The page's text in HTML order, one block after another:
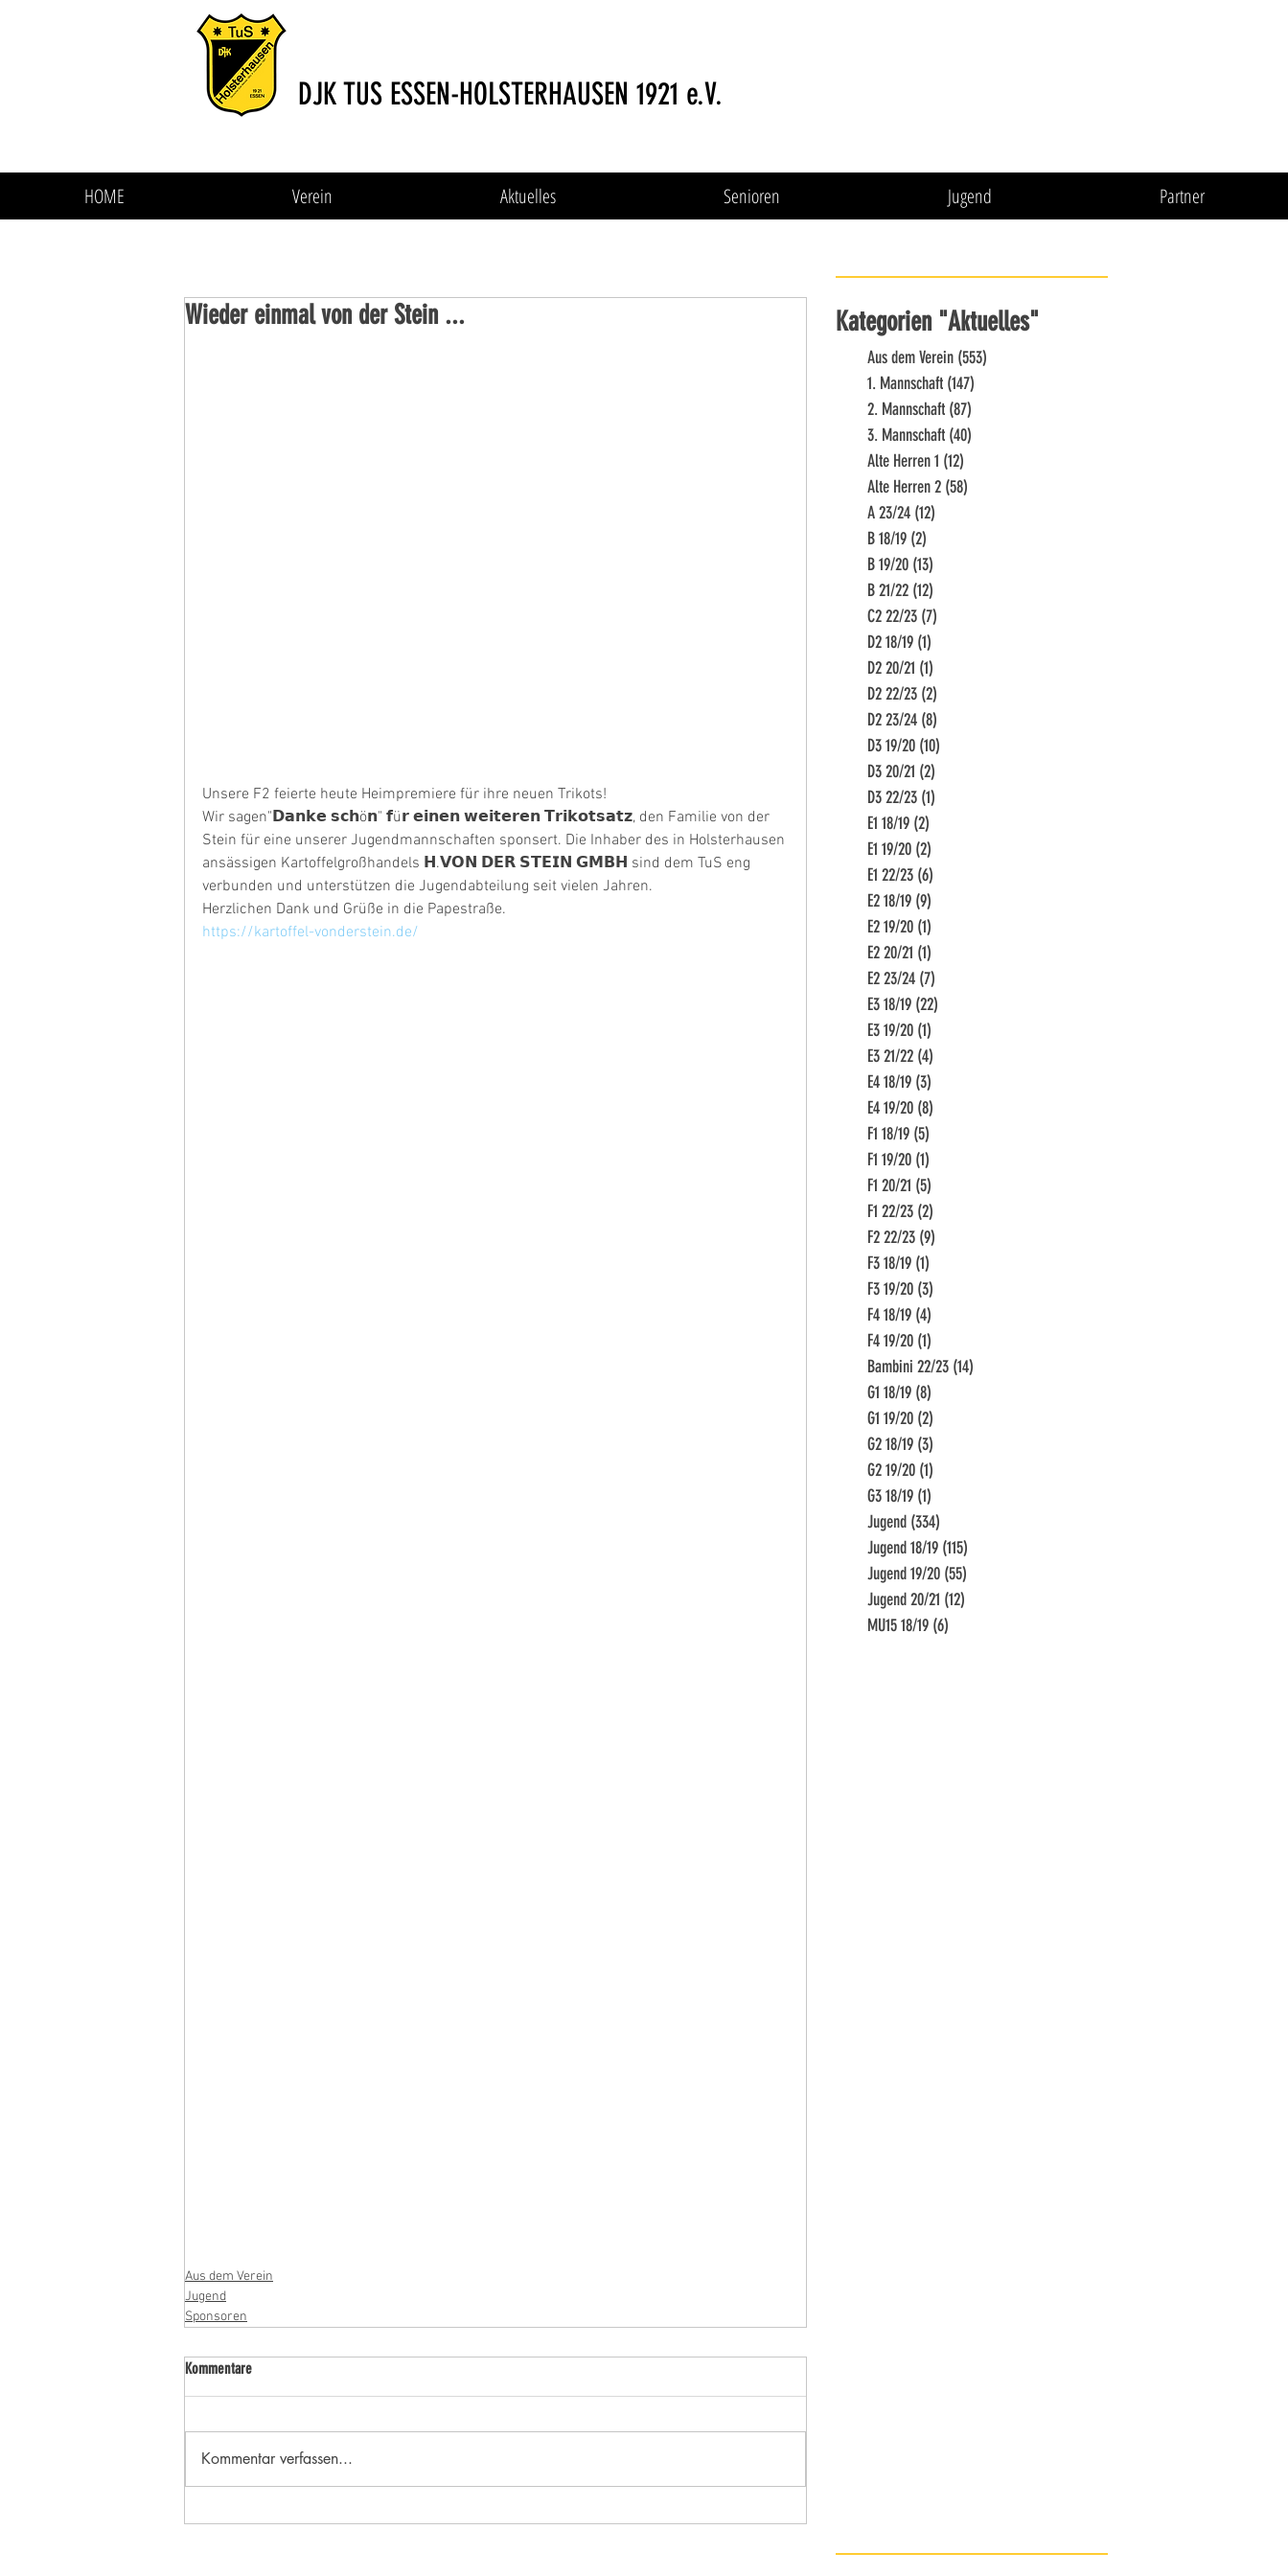
DJK TUS ESSEN-HOLSTERHAUSEN 1921 e.V.
HOME Verein Aktuelles Senioren Jugend Partner
Wieder einmal von der Stein ...
Unsere F2 feierte heute Heimpremiere für ihre neuen Trikots!
Wir sagen"𝗗𝗮𝗻𝗸𝗲 𝘀𝗰𝗵ö𝗻" 𝗳ü𝗿 𝗲𝗶𝗻𝗲𝗻 𝘄𝗲𝗶𝘁𝗲𝗿𝗲𝗻 𝗧𝗿𝗶𝗸𝗼𝘁𝘀𝗮𝘁𝘇, den Familie von der
Stein für eine unserer Jugendmannschaften sponsert. Die Inhaber des in Holsterhausen
ansässigen Kartoffelgroßhandels 𝗛.𝗩𝗢𝗡 𝗗𝗘𝗥 𝗦𝗧𝗘𝗜𝗡 𝗚𝗠𝗕𝗛 sind dem TuS eng
verbunden und unterstützen die Jugendabteilung seit vielen Jahren.
Herzlichen Dank und Grüße in die Papestraße.
https://kartoffel-vonderstein.de/
Aus dem Verein
Jugend
Sponsoren
Kommentare
Kommentar verfassen...
Kategorien "Aktuelles"
Aus dem Verein (553)
1. Mannschaft (147)
2. Mannschaft (87)
3. Mannschaft (40)
Alte Herren 1 (12)
Alte Herren 2 (58)
A 23/24 (12)
B 18/19 (2)
B 19/20 (13)
B 21/22 (12)
C2 22/23 (7)
D2 18/19 (1)
D2 20/21 (1)
D2 22/23 (2)
D2 23/24 (8)
D3 19/20 (10)
D3 20/21 (2)
D3 22/23 (1)
E1 18/19 (2)
E1 19/20 (2)
E1 22/23 (6)
E2 18/19 (9)
E2 19/20 (1)
E2 20/21 (1)
E2 23/24 (7)
E3 18/19 (22)
E3 19/20 (1)
E3 21/22 (4)
E4 18/19 (3)
E4 19/20 (8)
F1 18/19 (5)
F1 19/20 (1)
F1 20/21 (5)
F1 22/23 (2)
F2 22/23 (9)
F3 18/19 (1)
F3 19/20 (3)
F4 18/19 (4)
F4 19/20 (1)
Bambini 22/23 (14)
G1 18/19 (8)
G1 19/20 (2)
G2 18/19 (3)
G2 19/20 (1)
G3 18/19 (1)
Jugend (334)
Jugend 18/19 (115)
Jugend 19/20 (55)
Jugend 20/21 (12)
MU15 18/19 (6)